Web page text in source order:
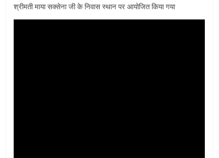
श्रीमती माया सक्सेना जी के निवास स्थान पर आयोजित किया गया